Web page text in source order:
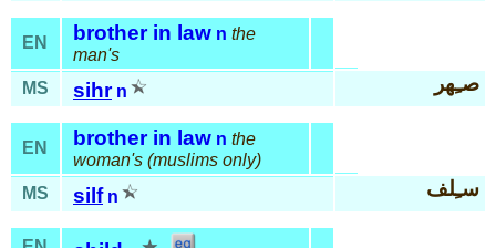
EN brother in law n the
man's
MS
sihr n صـِهر
EN brother in law n the
woman's (muslims only)
MS
silf n سـِلف